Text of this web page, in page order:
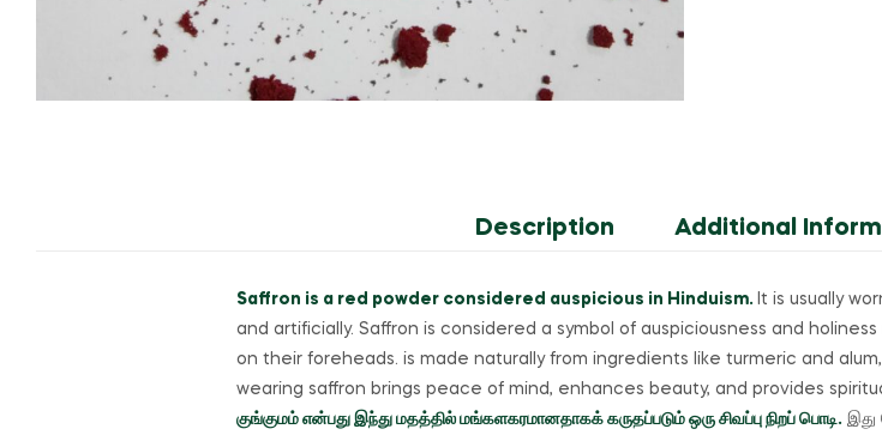
Description Additional
Saffron is a red powder considered auspicious in Hinduism. It is usually
and artificially. Saffron is considered a symbol of auspiciousness and
on their foreheads. is made naturally from ingredients like turmeric and
wearing saffron brings peace of mind, enhances beauty, and provides
குங்குமம் என்பது இந்து மதத்தில் மங்களகரமானதாகக் கருதப்படும் ஒரு சிவப்பு நிறப் பொடி. இது